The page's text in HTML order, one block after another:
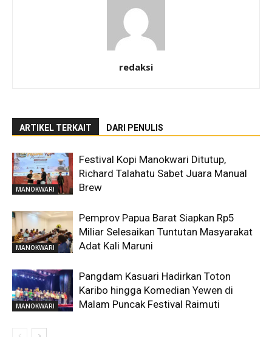
redaksi
ARTIKEL TERKAIT DARI PENULIS
MANOKWARI
Festival Kopi Manokwari Ditutup,
Richard Talahatu Sabet Juara Manual
Brew
MANOKWARI
Pemprov Papua Barat Siapkan Rp5
Miliar Selesaikan Tuntutan Masyarakat
Adat Kali Maruni
MANOKWARI
Pangdam Kasuari Hadirkan Toton
Karibo hingga Komedian Yewen di
Malam Puncak Festival Raimuti